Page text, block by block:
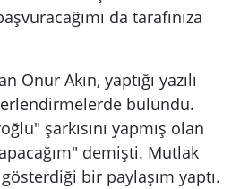
da tarafınıza
Onur Akın, yaptığı yazılı
bulundu.
şarkısını yapmış olan
demişti. Mutlak
bir paylaşım yaptı.